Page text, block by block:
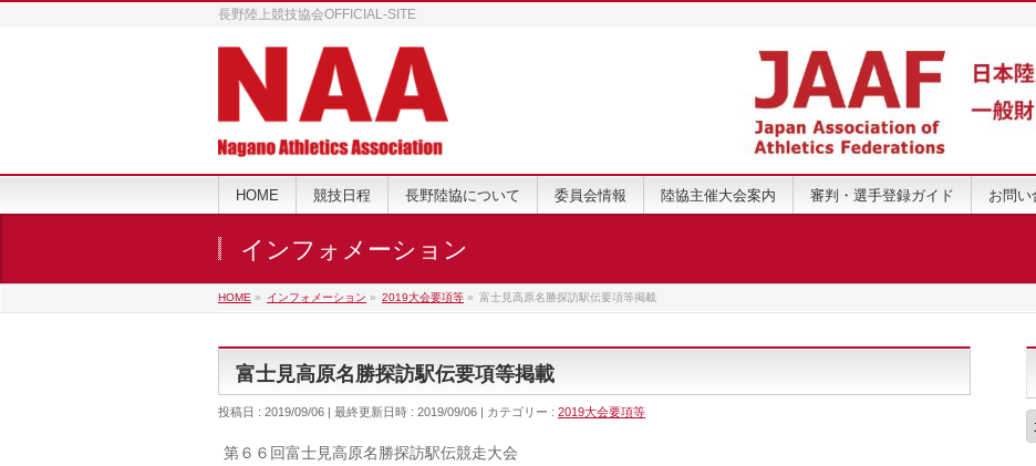
長野陸上競技協会OFFICIAL-SITE
HOME 競技日程 長野陸協について 委員会情報 陸協主催大会案内 審判・選手登録ガイド お問い
インフォメーション
HOME » インフォメーション » 2019大会要項等 » 富士見高原名勝探訪駅伝要項等掲載
富士見高原名勝探訪駅伝要項等掲載
投稿日 : 2019/09/06 最終更新日時 : 2019/09/06 カテゴリー : 2019大会要項等
第６６回富士見高原名勝探訪駅伝競走大会